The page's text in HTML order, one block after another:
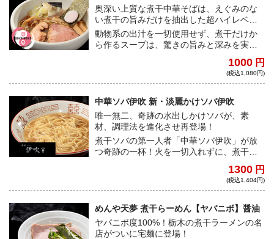
奥深い上質な煮干中華そばは、えぐみのな
い煮干の旨みだけを抽出した超ハイレベル
な逸品！
動物系の出汁を一切使用せず、煮干だけか
ら作るスープは、驚きの旨みと深みを実
質な煮干の香りを見事にすくい上げてくれ
る。 その時期、その時期の良質な煮干を数
い、すっきりとした、奥深い味わいを表現
している。
1000 円
(税込1,080円)
中華ソバ伊吹 新・淡麗かけソバ伊吹
唯一無二、奇跡の水出しかけソバが、素
材、調理法を進化させ再登場！
煮干ソバの第一人者「中華ソバ伊吹」が放
つ奇跡の一杯！火を一切入れずに、煮干の
は、これまでの常識を覆す旨味に溢れた一
杯だ！素材に更にこだわり、完全無化調で
の代わりの煮干し水を使用し、濃度も格段
にアップ！
1300 円
(税込1,404円)
めんや天夢 煮干らーめん【ヤバニボ】醤油
ヤバニボ度100%！栃木の煮干ラーメンの名
店がついに宅麺に登場！